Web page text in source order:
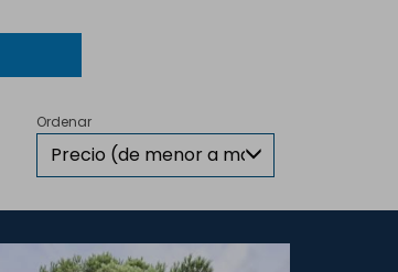
Ordenar
Precio (de menor a mayor)